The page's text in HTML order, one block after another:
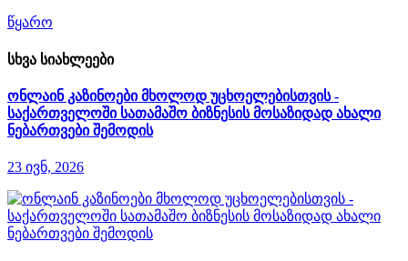
წყარო
სხვა სიახლეები
ონლაინ კაზინოები მხოლოდ უცხოელებისთვის -
საქართველოში სათამაშო ბიზნესის მოსაზიდად ახალი
ნებართვები შემოდის
23 ივნ, 2026